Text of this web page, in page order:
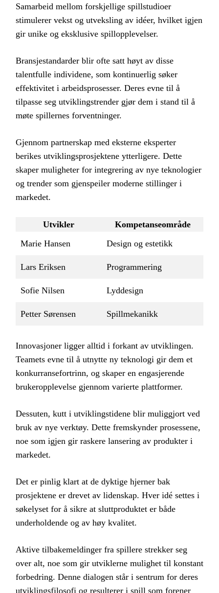
Samarbeid mellom forskjellige spillstudioer
stimulerer vekst og utveksling av idéer, hvilket igjen
gir unike og eksklusive spillopplevelser.
Bransjestandarder blir ofte satt høyt av disse
talentfulle individene, som kontinuerlig søker
effektivitet i arbeidsprosesser. Deres evne til å
tilpasse seg utviklingstrender gjør dem i stand til å
møte spillernes forventninger.
Gjennom partnerskap med eksterne eksperter
berikes utviklingsprosjektene ytterligere. Dette
skaper muligheter for integrering av nye teknologier
og trender som gjenspeiler moderne stillinger i
markedet.
Utvikler
Kompetanseområde
Marie Hansen
Design og estetikk
Lars Eriksen Programmering
Sofie Nilsen Lyddesign
Petter Sørensen Spillmekanikk
Innovasjoner ligger alltid i forkant av utviklingen.
Teamets evne til å utnytte ny teknologi gir dem et
konkurransefortrinn, og skaper en engasjerende
brukeropplevelse gjennom varierte plattformer.
Dessuten, kutt i utviklingstidene blir muliggjort ved
bruk av nye verktøy. Dette fremskynder prosessene,
noe som igjen gir raskere lansering av produkter i
markedet.
Det er pinlig klart at de dyktige hjerner bak
prosjektene er drevet av lidenskap. Hver idé settes i
søkelyset for å sikre at sluttproduktet er både
underholdende og av høy kvalitet.
Aktive tilbakemeldinger fra spillere strekker seg
over alt, noe som gir utviklerne mulighet til konstant
forbedring. Denne dialogen står i sentrum for deres
utviklingsfilosofi og resulterer i spill som forener